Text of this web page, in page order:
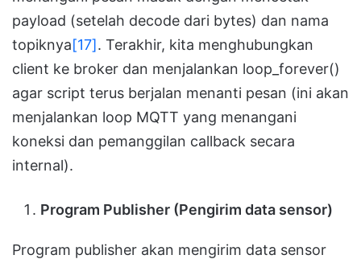
payload (setelah decode dari bytes) dan nama
topiknya[17]. Terakhir, kita menghubungkan
client ke broker dan menjalankan loop_forever()
agar script terus berjalan menanti pesan (ini akan
menjalankan loop MQTT yang menangani
koneksi dan pemanggilan callback secara
internal).
Program Publisher (Pengirim data sensor)
Program publisher akan mengirim data sensor